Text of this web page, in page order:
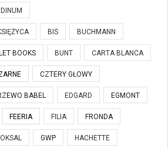
BIS BUCHMANN
BOOKS BUNT CARTA BLANCA
CZTERY GŁOWY
BABEL EDGARD EGMONT
FEERIA FILIA FRONDA
GWP HACHETTE